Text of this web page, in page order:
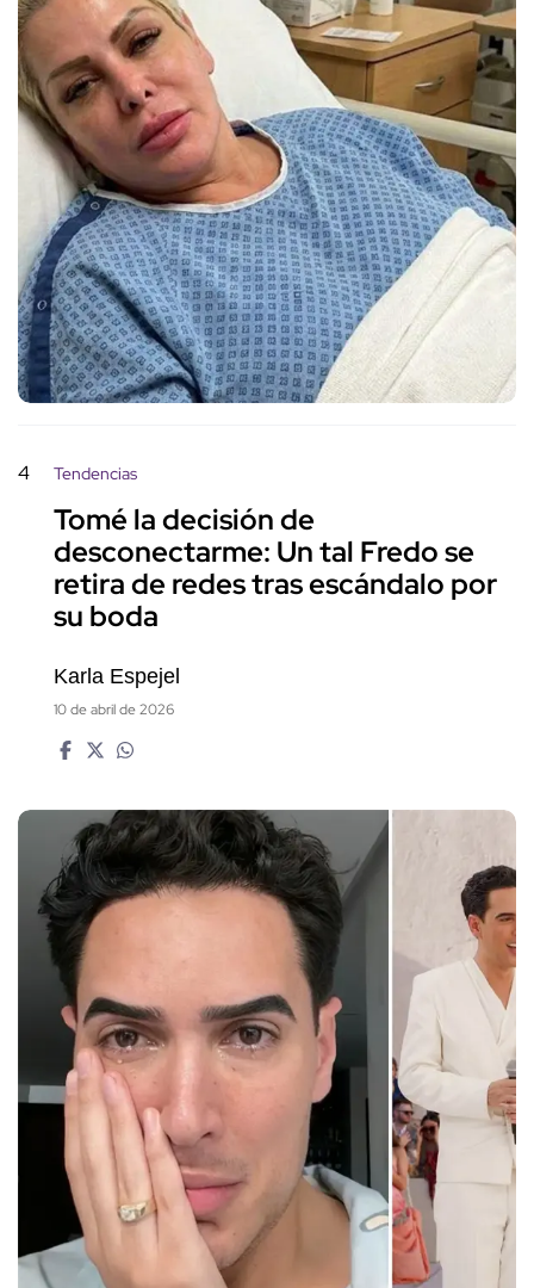
4 Tendencias
Tomé la decisión de
desconectarme: Un tal Fredo se
retira de redes tras escándalo por
su boda
Karla Espejel
10 de abril de 2026